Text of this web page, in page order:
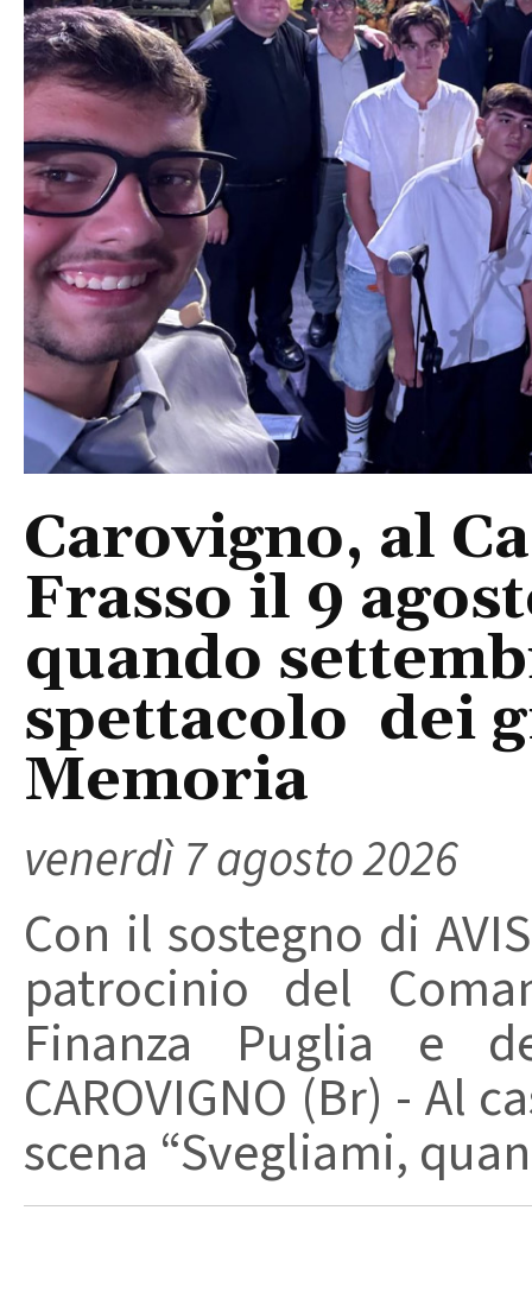
Carovigno, al
Frasso il 9
quando
spettacolo dei
Memoria
venerdì 7 agosto 2026
Con il sostegno di
patrocinio del
Finanza Puglia e
CAROVIGNO (Br) - Al
scena “Svegliami,